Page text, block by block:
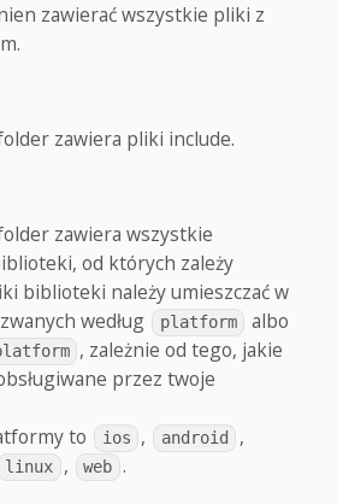
zawierać wszystkie pliki z
zawiera pliki include.
zawiera wszystkie
od których zależy
biblioteki należy umieszczać w
według
platform albo
, zależnie od tego, jakie
przez twoje
to
ios , android ,
linux , web .